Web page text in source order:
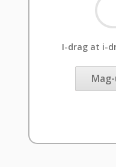
I-drag at i-